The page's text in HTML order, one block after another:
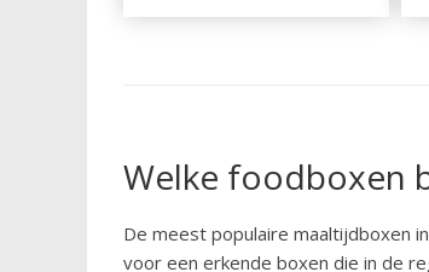
Welke foodboxen
De meest populaire maaltijdboxen
voor een erkende boxen die in de